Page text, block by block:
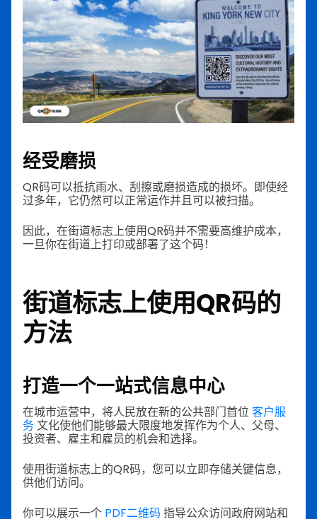
经受磨损
QR码可以抵抗雨水、刮擦或磨损造成的损坏。即使经
过多年，它仍然可以正常运作并且可以被扫描。
因此，在街道标志上使用QR码并不需要高维护成本，
一旦你在街道上打印或部署了这个码！
街道标志上使用QR码的
方法
打造一个一站式信息中心
在城市运营中，将人民放在新的公共部门首位客户服
务文化使他们能够最大限度地发挥作为个人、父母、
投资者、雇主和雇员的机会和选择。
使用街道标志上的QR码，您可以立即存储关键信息，
供他们访问。
你可以展示一个 PDF二维码 指导公众访问政府网站和